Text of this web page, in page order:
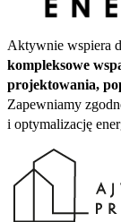
Aktywnie wspiera
kompleksowe
projektowania,
Zapewniamy
i optymalizację